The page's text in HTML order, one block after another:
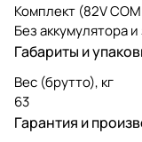
Комплект (82V
Без аккумулятора и
Габариты и
Вес (брутто), кг
63
Гарантия и